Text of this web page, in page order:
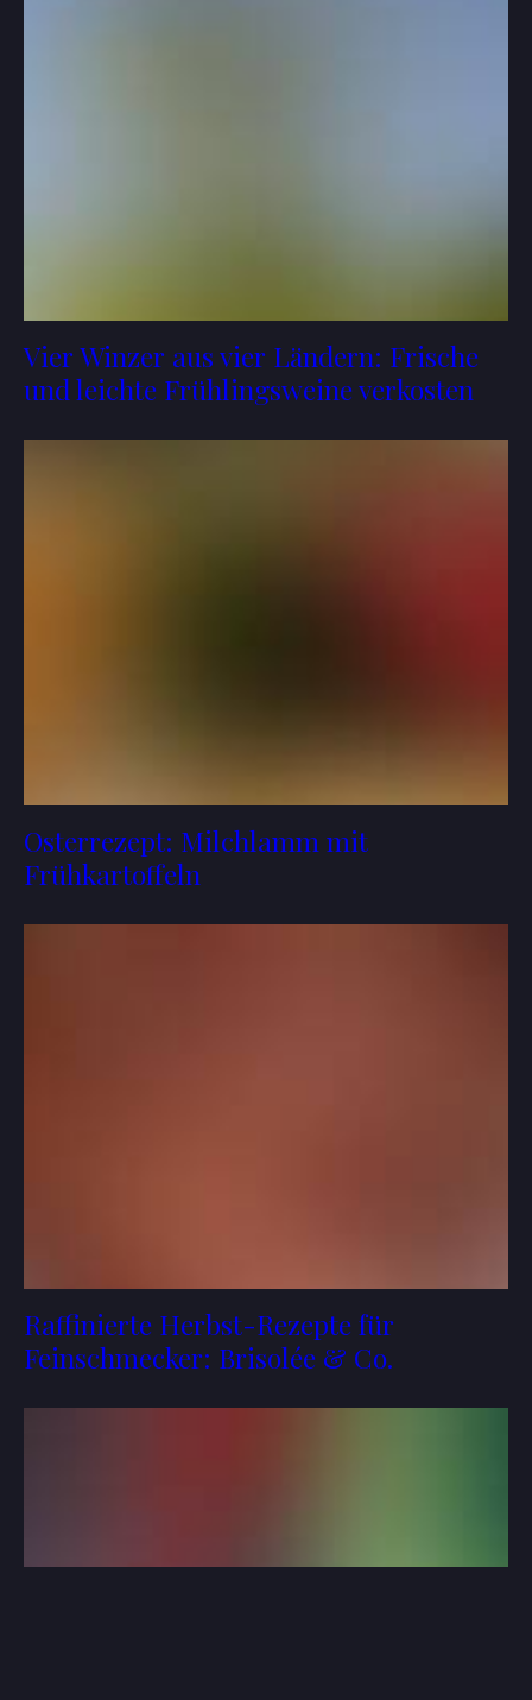
Vier Winzer aus vier Ländern: Frische
und leichte Frühlingsweine verkosten
Osterrezept: Milchlamm mit
Frühkartoffeln
Raffinierte Herbst-Rezepte für
Feinschmecker: Brisolée & Co.